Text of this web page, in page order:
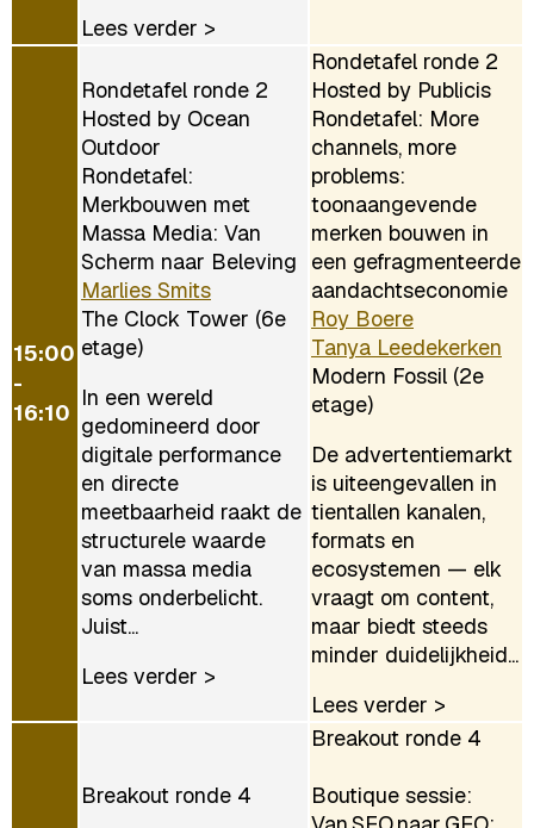
Lees verder >
15:00
-
16:10
Rondetafel ronde 2
Hosted by Ocean
Outdoor
Rondetafel:
Merkbouwen met
Massa Media: Van
Scherm naar Beleving
Marlies Smits
The Clock Tower (6e
etage)
In een wereld
gedomineerd door
digitale performance
en directe
meetbaarheid raakt de
structurele waarde
van massa media
soms onderbelicht.
Juist...
Lees verder >
Rondetafel ronde 2
Hosted by Publicis
Rondetafel: More
channels, more
problems:
toonaangevende
merken bouwen in
een gefragmenteerde
aandachtseconomie
Roy Boere
Tanya Leedekerken
Modern Fossil (2e
etage)
De advertentiemarkt
is uiteengevallen in
tientallen kanalen,
formats en
ecosystemen — elk
vraagt om content,
maar biedt steeds
minder duidelijkheid...
Lees verder >
Breakout ronde 4
Breakout ronde 4
Boutique sessie: